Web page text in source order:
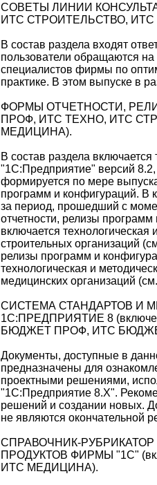
СОВЕТЫ ЛИНИИ
ИТС СТРОИТЕЛЬСТВО,
В состав раздела входят
пользователи обращаются
специалистов фирмы по
практике. В этом выпуске в
ФОРМЫ ОТЧЕТНОСТИ,
ПРОФ, ИТС ТЕХНО, ИТС
МЕДИЦИНА).
В состав раздела
"1С:Предприятие" версий
формируется по мере
программ и конфигураций. В
за период, прошедший с
отчетности, релизы
включается
строительных организаций
релизы программ и
технологическая и
медицинских организаций
СИСТЕМА СТАНДАРТОВ И
1С:ПРЕДПРИЯТИЕ 8
БЮДЖЕТ ПРОФ, ИТС
Документы, доступные в
предназначены для
проектными решениями,
"1С:Предприятие 8.Х".
решений и создании новых.
не являются окончательной
СПРАВОЧНИК-
ПРОДУКТОВ ФИРМЫ "1С"
ИТС МЕДИЦИНА).